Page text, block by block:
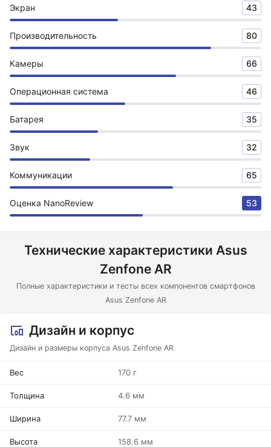
Экран 43
Производительность 80
Камеры 66
Операционная система 46
Батарея 35
Звук 32
Коммуникации 65
Оценка NanoReview 53
Технические характеристики Asus
Zenfone AR
Полные характеристики и тесты всех компонентов смартфонов
Asus Zenfone AR
Дизайн и корпус
Дизайн и размеры корпуса Asus Zenfone AR
Вес 170 г
Толщина 4.6 мм
Ширина 77.7 мм
Высота 158.6 мм